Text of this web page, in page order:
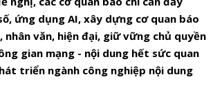
ứng dụng AI, xây dựng cơ quan báo
nhân văn, hiện đại, giữ vững chủ quyền
gian mạng - nội dung hết sức quan
triển ngành công nghiệp nội dung